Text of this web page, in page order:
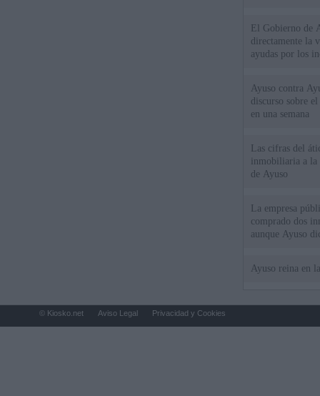
El Gobierno de
directamente la
ayudas por los
Ayuso contra
discurso sobre
en una semana
Las cifras del
inmobiliaria a la
de Ayuso
La empresa
comprado dos
aunque Ayuso
Ayuso reina en
© Kiosko.net Aviso Legal Privacidad y Cookies